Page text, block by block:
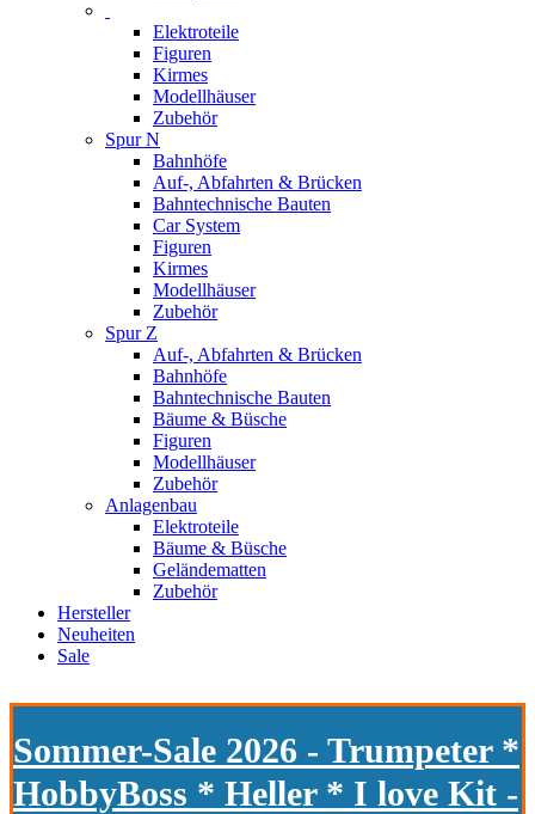
Elektroteile
Figuren
Kirmes
Modellhäuser
Zubehör
Spur N
Bahnhöfe
Auf-, Abfahrten & Brücken
Bahntechnische Bauten
Car System
Figuren
Kirmes
Modellhäuser
Zubehör
Spur Z
Auf-, Abfahrten & Brücken
Bahnhöfe
Bahntechnische Bauten
Bäume & Büsche
Figuren
Modellhäuser
Zubehör
Anlagenbau
Elektroteile
Bäume & Büsche
Geländematten
Zubehör
Hersteller
Neuheiten
Sale
Sommer-Sale 2026 - Trumpeter *
HobbyBoss * Heller * I love Kit -